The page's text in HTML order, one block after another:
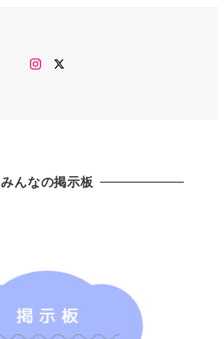
Instagram
みんなの掲示板